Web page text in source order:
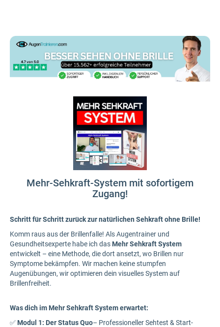
Mehr-Sehkraft-System mit sofortigem
Zugang!
Schritt für Schritt zurück zur natürlichen Sehkraft ohne Brille!
Komm raus aus der Brillenfalle! Als Augentrainer und
Gesundheitsexperte habe ich das Mehr Sehkraft System
entwickelt – eine Methode, die dort ansetzt, wo Brillen nur
Symptome bekämpfen. Wir machen keine stumpfen
Augenübungen, wir optimieren dein visuelles System auf
Brillenfreiheit.
Was dich im Mehr Sehkraft System erwartet:
✅ Modul 1: Der Status Quo– Professioneller Sehtest & Start-